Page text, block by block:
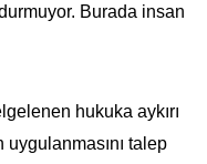
Burada insan
hukuka aykırı
talep